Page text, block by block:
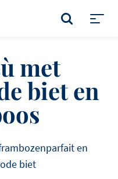
ZOEKEN
met
biet en
en
biet